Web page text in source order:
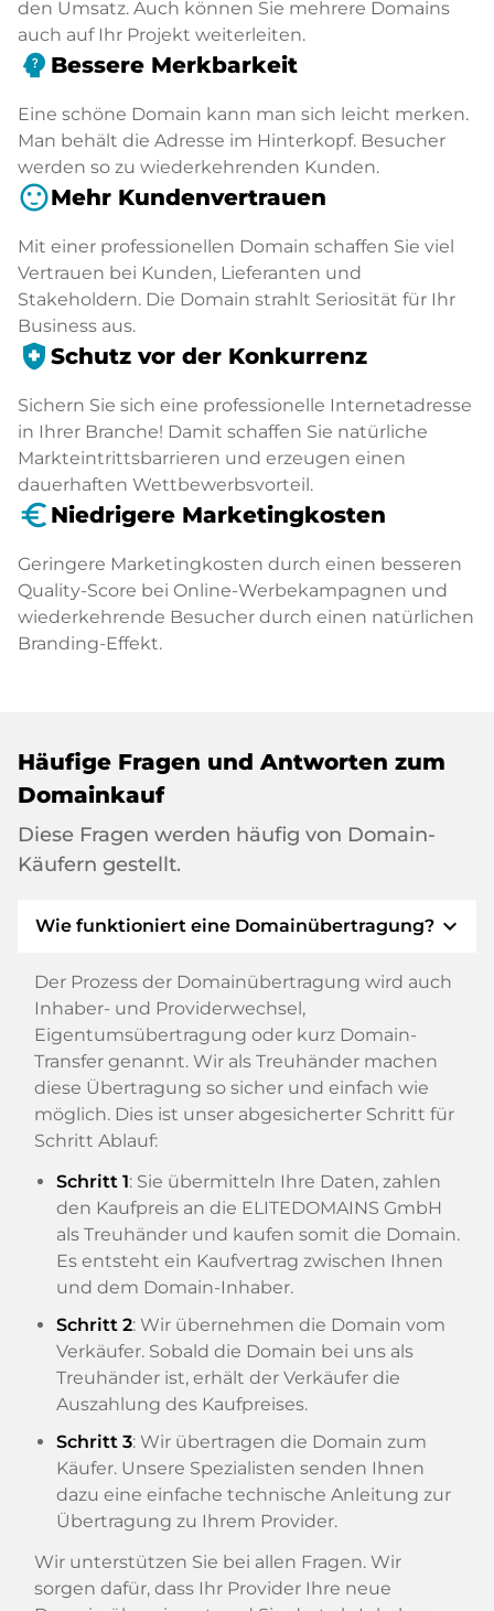
den Umsatz. Auch können Sie mehrere Domains
auch auf Ihr Projekt weiterleiten.
psychology_alt Bessere Merkbarkeit
Eine schöne Domain kann man sich leicht merken.
Man behält die Adresse im Hinterkopf. Besucher
werden so zu wiederkehrenden Kunden.
sentiment_satisfiedMehr Kundenvertrauen
Mit einer professionellen Domain schaffen Sie viel
Vertrauen bei Kunden, Lieferanten und
Stakeholdern. Die Domain strahlt Seriosität für Ihr
Business aus.
health_and_safety Schutz vor der Konkurrenz
Sichern Sie sich eine professionelle Internetadresse
in Ihrer Branche! Damit schaffen Sie natürliche
Markteintrittsbarrieren und erzeugen einen
dauerhaften Wettbewerbsvorteil.
euro_symbol Niedrigere Marketingkosten
Geringere Marketingkosten durch einen besseren
Quality-Score bei Online-Werbekampagnen und
wiederkehrende Besucher durch einen natürlichen
Branding-Effekt.
Häufige Fragen und Antworten zum
Domainkauf
Diese Fragen werden häufig von Domain-
Käufern gestellt.
Wie funktioniert eine Domainübertragung? expand_more
Der Prozess der Domainübertragung wird auch
Inhaber- und Providerwechsel,
Eigentumsübertragung oder kurz Domain-
Transfer genannt. Wir als Treuhänder machen
diese Übertragung so sicher und einfach wie
möglich. Dies ist unser abgesicherter Schritt für
Schritt Ablauf:
Schritt 1: Sie übermitteln Ihre Daten, zahlen
den Kaufpreis an die ELITEDOMAINS GmbH
als Treuhänder und kaufen somit die Domain.
Es entsteht ein Kaufvertrag zwischen Ihnen
und dem Domain-Inhaber.
Schritt 2: Wir übernehmen die Domain vom
Verkäufer. Sobald die Domain bei uns als
Treuhänder ist, erhält der Verkäufer die
Auszahlung des Kaufpreises.
Schritt 3: Wir übertragen die Domain zum
Käufer. Unsere Spezialisten senden Ihnen
dazu eine einfache technische Anleitung zur
Übertragung zu Ihrem Provider.
Wir unterstützen Sie bei allen Fragen. Wir
sorgen dafür, dass Ihr Provider Ihre neue